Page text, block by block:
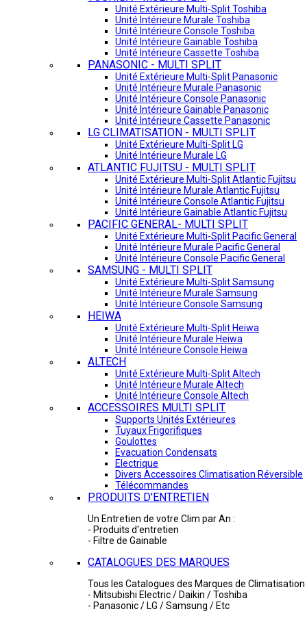
Unité Extérieure Multi-Split Toshiba
Unité Intérieure Murale Toshiba
Unité Intérieure Console Toshiba
Unité Intérieure Gainable Toshiba
Unité Intérieure Cassette Toshiba
PANASONIC - MULTI SPLIT
Unité Extérieure Multi-Split Panasonic
Unité Intérieure Murale Panasonic
Unité Intérieure Console Panasonic
Unité Intérieure Gainable Panasonic
Unité Intérieure Cassette Panasonic
LG CLIMATISATION - MULTI SPLIT
Unité Extérieure Multi-Split LG
Unité Intérieure Murale LG
ATLANTIC FUJITSU - MULTI SPLIT
Unité Extérieure Multi-Split Atlantic Fujitsu
Unité Intérieure Murale Atlantic Fujitsu
Unité Intérieure Console Atlantic Fujitsu
Unité Intérieure Gainable Atlantic Fujitsu
PACIFIC GENERAL- MULTI SPLIT
Unité Extérieure Multi-Split Pacific General
Unité Intérieure Murale Pacific General
Unité Intérieure Console Pacific General
SAMSUNG - MULTI SPLIT
Unité Extérieure Multi-Split Samsung
Unité Intérieure Murale Samsung
Unité Intérieure Console Samsung
HEIWA
Unité Extérieure Multi-Split Heiwa
Unité Intérieure Murale Heiwa
Unité Intérieure Console Heiwa
ALTECH
Unité Extérieure Multi-Split Altech
Unité Intérieure Murale Altech
Unité Intérieure Console Altech
ACCESSOIRES MULTI SPLIT
Supports Unités Extérieures
Tuyaux Frigorifiques
Goulottes
Evacuation Condensats
Electrique
Divers Accessoires Climatisation Réversible
Télécommandes
PRODUITS D'ENTRETIEN
Un Entretien de votre Clim par An :
- Produits d'entretien
- Filtre de Gainable
CATALOGUES DES MARQUES
Tous les Catalogues des Marques de Climatisation
- Mitsubishi Electric / Daikin / Toshiba
- Panasonic / LG / Samsung / Etc